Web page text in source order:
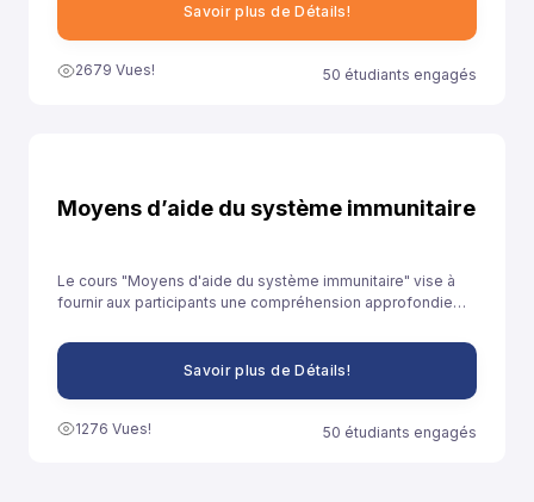
Savoir plus de Détails!
2679 Vues! 50 étudiants engagés
Moyens d’aide du système immunitaire
Le cours "Moyens d'aide du système immunitaire" vise à
fournir aux participants une compréhension approfondie
pour renforcer le système immunitaire et promouvoir la
Savoir plus de Détails!
1276 Vues! 50 étudiants engagés